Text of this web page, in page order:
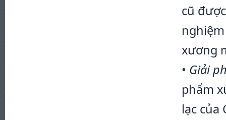
cũ
xương
• Giải
phẩm
lạc của